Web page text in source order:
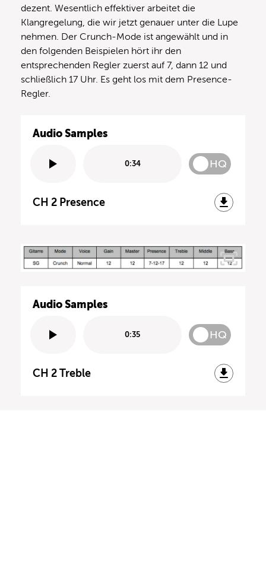
dezent. Wesentlich effektiver arbeitet die
Klangregelung, die wir jetzt genauer unter die Lupe
nehmen. Der Crunch-Mode ist angewählt und in
den folgenden Beispielen hört ihr den
entsprechenden Regler zuerst auf 7, dann 12 und
schließlich 17 Uhr. Es geht los mit dem Presence-
Regler.
Audio Samples
0:34 HQ
CH 2 Presence
Audio Samples
0:35 HQ
CH 2 Treble